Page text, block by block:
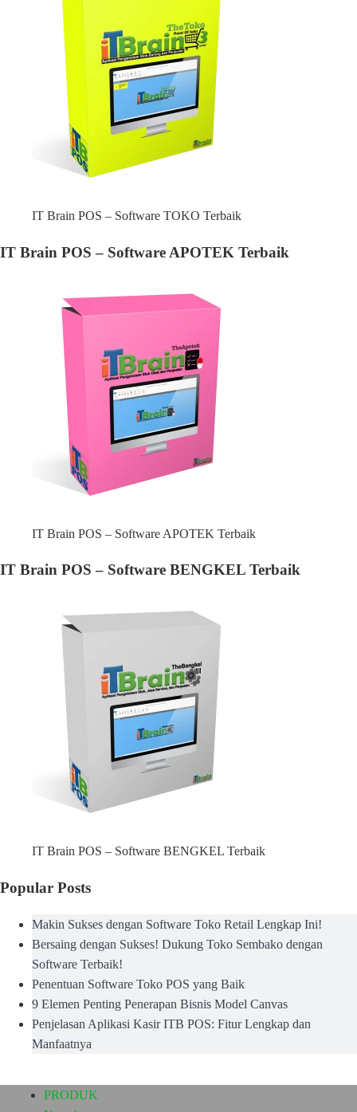
IT Brain POS – Software TOKO Terbaik
IT Brain POS – Software APOTEK Terbaik
IT Brain POS – Software APOTEK Terbaik
IT Brain POS – Software BENGKEL Terbaik
IT Brain POS – Software BENGKEL Terbaik
Popular Posts
Makin Sukses dengan Software Toko Retail Lengkap Ini!
Bersaing dengan Sukses! Dukung Toko Sembako dengan
Software Terbaik!
Penentuan Software Toko POS yang Baik
9 Elemen Penting Penerapan Bisnis Model Canvas
Penjelasan Aplikasi Kasir ITB POS: Fitur Lengkap dan
Manfaatnya
PRODUK